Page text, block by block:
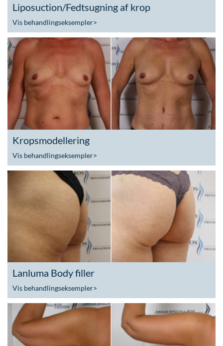
Liposuction/Fedtsugning af krop
Vis behandlingseksempler>
Kropsmodellering
Vis behandlingseksempler>
Lanluma Body filler
Vis behandlingseksempler>